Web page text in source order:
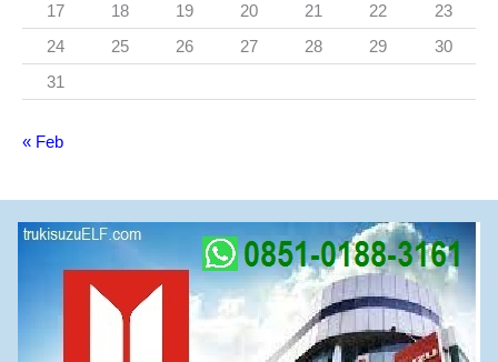
17
18 19 20 21 22
23
24
25 26 27 28 29
30
31
« Feb